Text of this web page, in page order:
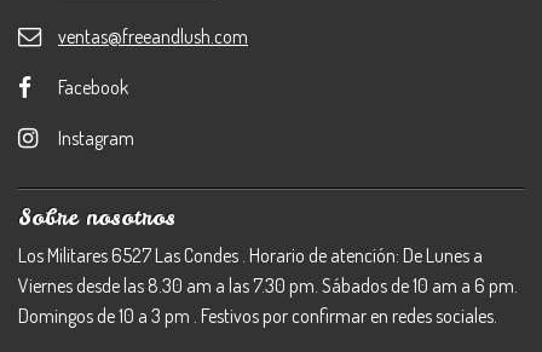
ventas@freeandlush.com
Facebook
Instagram
Sobre nosotros
Los Militares 6527 Las Condes . Horario de atención: De Lunes a
Viernes desde las 8.30 am a las 7.30 pm. Sábados de 10 am a 6 pm.
Domingos de 10 a 3 pm . Festivos por confirmar en redes sociales.